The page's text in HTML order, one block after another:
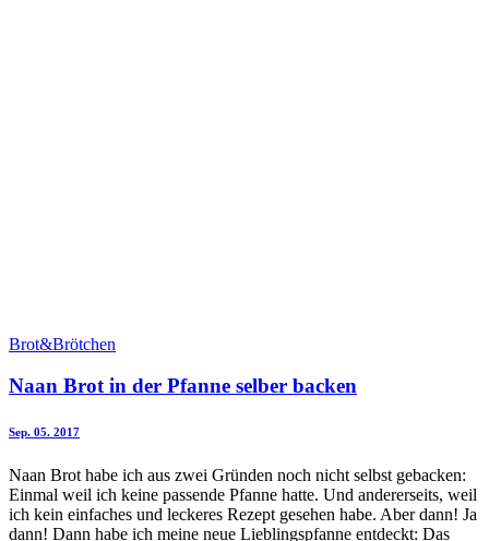
Brot&Brötchen
Naan Brot in der Pfanne selber backen
Sep. 05. 2017
Naan Brot habe ich aus zwei Gründen noch nicht selbst gebacken:
Einmal weil ich keine passende Pfanne hatte. Und andererseits, weil
ich kein einfaches und leckeres Rezept gesehen habe. Aber dann! Ja
dann! Dann habe ich meine neue Lieblingspfanne entdeckt: Das